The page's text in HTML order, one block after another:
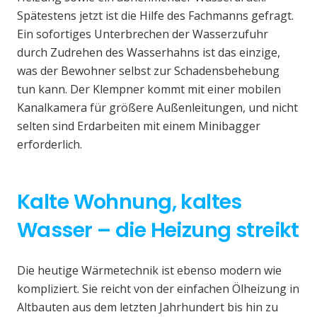
Spätestens jetzt ist die Hilfe des Fachmanns gefragt.
Ein sofortiges Unterbrechen der Wasserzufuhr
durch Zudrehen des Wasserhahns ist das einzige,
was der Bewohner selbst zur Schadensbehebung
tun kann. Der Klempner kommt mit einer mobilen
Kanalkamera für größere Außenleitungen, und nicht
selten sind Erdarbeiten mit einem Minibagger
erforderlich.
Kalte Wohnung, kaltes
Wasser – die Heizung streikt
Die heutige Wärmetechnik ist ebenso modern wie
kompliziert. Sie reicht von der einfachen Ölheizung in
Altbauten aus dem letzten Jahrhundert bis hin zu